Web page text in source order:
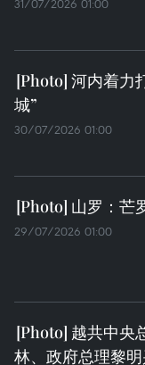
河内着力
城”
30/07/2026 01:00
山罗：芒
29/07/2026 01:00
越共中央
林、政府总理黎